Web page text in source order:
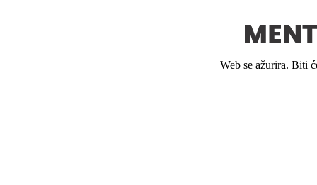
Web se ažurira. Biti